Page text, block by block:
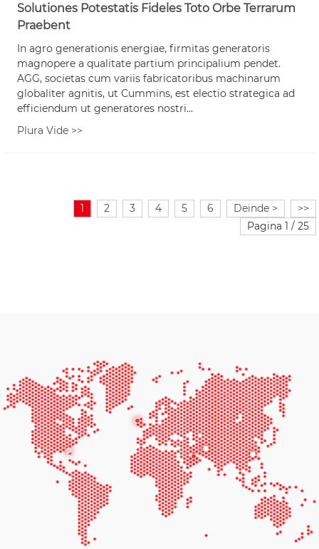
Solutiones Potestatis Fideles Toto Orbe Terrarum
Praebent
In agro generationis energiae, firmitas generatoris
magnopere a qualitate partium principalium pendet.
AGG, societas cum variis fabricatoribus machinarum
globaliter agnitis, ut Cummins, est electio strategica ad
efficiendum ut generatores nostri...
Plura Vide >>
1 2 3 4 5 6 Deinde >
>>
Pagina 1 / 25